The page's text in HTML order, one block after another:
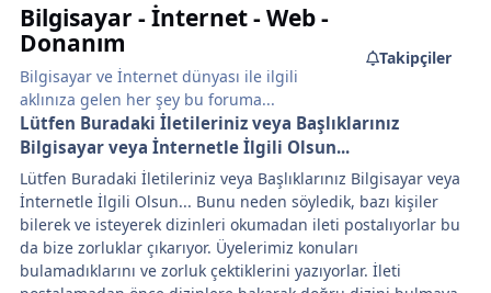
Bilgisayar - İnternet - Web -
Donanım
Bilgisayar ve İnternet dünyası ile ilgili
aklınıza gelen her şey bu foruma...
Takipçiler
Lütfen Buradaki İletileriniz veya Başlıklarınız
Bilgisayar veya İnternetle İlgili Olsun...
Lütfen Buradaki İletileriniz veya Başlıklarınız Bilgisayar veya
İnternetle İlgili Olsun... Bunu neden söyledik, bazı kişiler
bilerek ve isteyerek dizinleri okumadan ileti postalıyorlar bu
da bize zorluklar çıkarıyor. Üyelerimiz konuları
bulamadıklarını ve zorluk çektiklerini yazıyorlar. İleti